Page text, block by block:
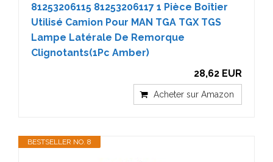
81253206115 81253206117 1 Pièce Boîtier
Utilisé Camion Pour MAN TGA TGX TGS
Lampe Latérale De Remorque
Clignotants(1Pc Amber)
28,62 EUR
Acheter sur Amazon
BESTSELLER NO. 8